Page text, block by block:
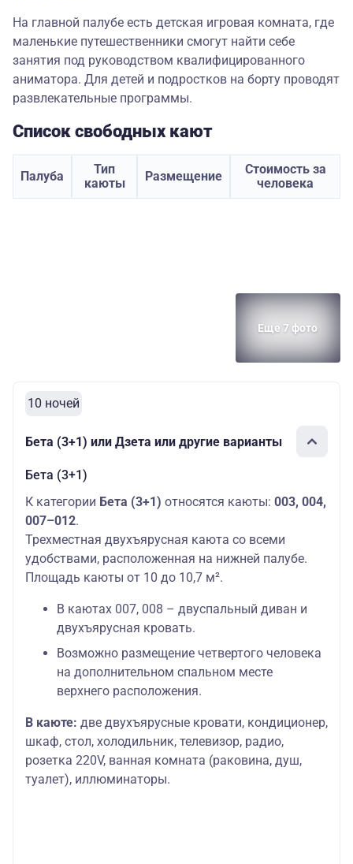
На главной палубе есть детская игровая комната, где
маленькие путешественники смогут найти себе
занятия под руководством квалифицированного
аниматора. Для детей и подростков на борту проводят
развлекательные программы.
Список свободных кают
Палуба
Тип
каюты
Размещение
Стоимость за
человека
Еще 7 фото
10 ночей
Бета (3+1) или Дзета или другие варианты
Бета (3+1)
К категории Бета (3+1) относятся каюты: 003, 004,
007–012.
Трехместная двухъярусная каюта со всеми
удобствами, расположенная на нижней палубе.
Площадь каюты от 10 до 10,7 м².
В каютах 007, 008 – двуспальный диван и
двухъярусная кровать.
Возможно размещение четвертого человека
на дополнительном спальном месте
верхнего расположения.
В каюте: две двухъярусные кровати, кондиционер,
шкаф, стол, холодильник, телевизор, радио,
розетка 220V, ванная комната (раковина, душ,
туалет), иллюминаторы.